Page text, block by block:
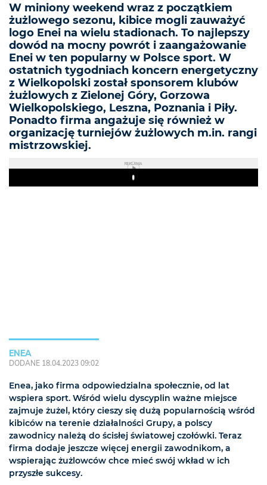
W miniony weekend wraz z początkiem
żużlowego sezonu, kibice mogli zauważyć
logo Enei na wielu stadionach. To najlepszy
dowód na mocny powrót i zaangażowanie
Enei w ten popularny w Polsce sport. W
ostatnich tygodniach koncern energetyczny
z Wielkopolski został sponsorem klubów
żużlowych z Zielonej Góry, Gorzowa
Wielkopolskiego, Leszna, Poznania i Piły.
Ponadto firma angażuje się również w
organizację turniejów żużlowych m.in. rangi
mistrzowskiej.
REKLAMA
Play
ENEA
DODANE 18.04.2023 09:02
Enea, jako firma odpowiedzialna społecznie, od lat
wspiera sport. Wśród wielu dyscyplin ważne miejsce
zajmuje żużel, który cieszy się dużą popularnością wśród
kibiców na terenie działalności Grupy, a polscy
zawodnicy należą do ścisłej światowej czołówki. Teraz
firma dodaje jeszcze więcej energii zawodnikom, a
wspierając żużlowców chce mieć swój wkład w ich
przyszłe sukcesy.